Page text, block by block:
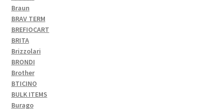
Braun
BRAV TERM
BREFIOCART
BRITA
Brizzolari
BRONDI
Brother
BTICINO
BULK ITEMS
Burago